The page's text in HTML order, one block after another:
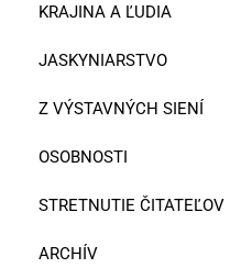
KRAJINA A ĽUDIA
JASKYNIARSTVO
Z VÝSTAVNÝCH SIENÍ
OSOBNOSTI
STRETNUTIE ČITATEĽOV
ARCHÍV